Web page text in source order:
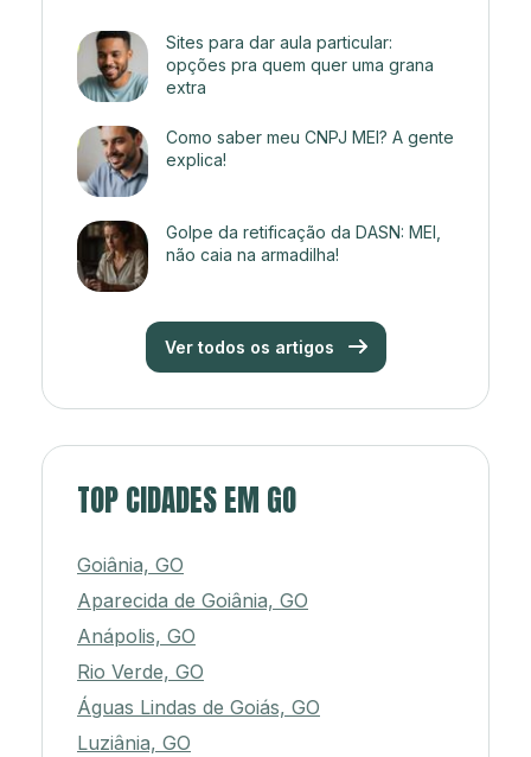
Sites para dar aula particular:
opções pra quem quer uma grana
extra
Como saber meu CNPJ MEI? A gente
explica!
Golpe da retificação da DASN: MEI,
não caia na armadilha!
Ver todos os artigos
TOP CIDADES EM GO
Goiânia, GO
Aparecida de Goiânia, GO
Anápolis, GO
Rio Verde, GO
Águas Lindas de Goiás, GO
Luziânia, GO